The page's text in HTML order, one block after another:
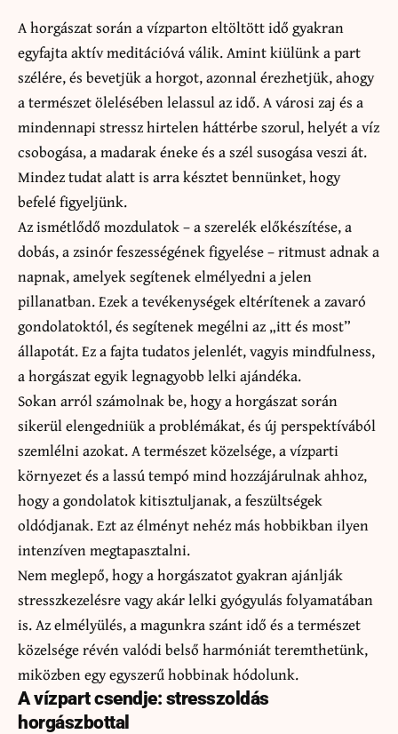
A horgászat során a vízparton eltöltött idő gyakran
egyfajta aktív meditációvá válik. Amint kiülünk a part
szélére, és bevetjük a horgot, azonnal érezhetjük, ahogy
a természet ölelésében lelassul az idő. A városi zaj és a
mindennapi stressz hirtelen háttérbe szorul, helyét a víz
csobogása, a madarak éneke és a szél susogása veszi át.
Mindez tudat alatt is arra késztet bennünket, hogy
befelé figyeljünk.
Az ismétlődő mozdulatok – a szerelék előkészítése, a
dobás, a zsinór feszességének figyelése – ritmust adnak a
napnak, amelyek segítenek elmélyedni a jelen
pillanatban. Ezek a tevékenységek eltérítenek a zavaró
gondolatoktól, és segítenek megélni az „itt és most”
állapotát. Ez a fajta tudatos jelenlét, vagyis mindfulness,
a horgászat egyik legnagyobb lelki ajándéka.
Sokan arról számolnak be, hogy a horgászat során
sikerül elengedniük a problémákat, és új perspektívából
szemlélni azokat. A természet közelsége, a vízparti
környezet és a lassú tempó mind hozzájárulnak ahhoz,
hogy a gondolatok kitisztuljanak, a feszültségek
oldódjanak. Ezt az élményt nehéz más hobbikban ilyen
intenzíven megtapasztalni.
Nem meglepő, hogy a horgászatot gyakran ajánlják
stresszkezelésre vagy akár lelki gyógyulás folyamatában
is. Az elmélyülés, a magunkra szánt idő és a természet
közelsége révén valódi belső harmóniát teremthetünk,
miközben egy egyszerű hobbinak hódolunk.
A vízpart csendje: stresszoldás
horgászbottal